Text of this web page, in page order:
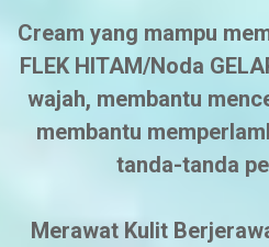
Cream yang mampu
FLEK HITAM/Noda
wajah, membantu
membantu
tanda-tanda
Merawat Kulit